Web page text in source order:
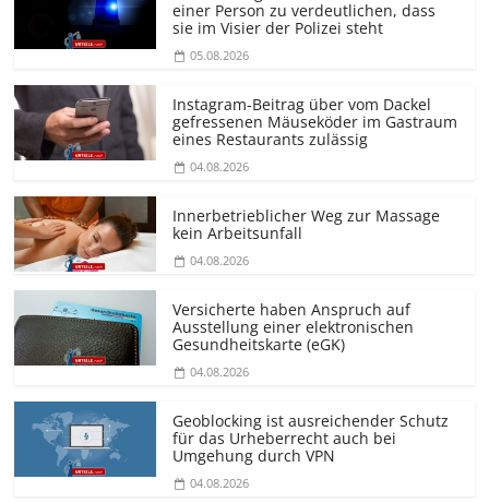
einer Person zu verdeutlichen, dass
sie im Visier der Polizei steht
05.08.2026
Instagram-Beitrag über vom Dackel
gefressenen Mäuseköder im Gastraum
eines Restaurants zulässig
04.08.2026
Innerbetrieblicher Weg zur Massage
kein Arbeitsunfall
04.08.2026
Versicherte haben Anspruch auf
Ausstellung einer elektronischen
Gesundheitskarte (eGK)
04.08.2026
Geoblocking ist ausreichender Schutz
für das Urheberrecht auch bei
Umgehung durch VPN
04.08.2026